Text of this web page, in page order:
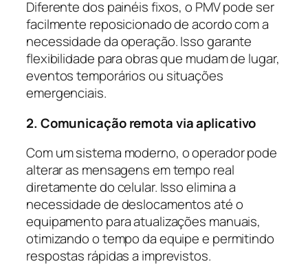
Diferente dos painéis fixos, o PMV pode ser
facilmente reposicionado de acordo com a
necessidade da operação. Isso garante
flexibilidade para obras que mudam de lugar,
eventos temporários ou situações
emergenciais.
2. Comunicação remota via aplicativo
Com um sistema moderno, o operador pode
alterar as mensagens em tempo real
diretamente do celular. Isso elimina a
necessidade de deslocamentos até o
equipamento para atualizações manuais,
otimizando o tempo da equipe e permitindo
respostas rápidas a imprevistos.